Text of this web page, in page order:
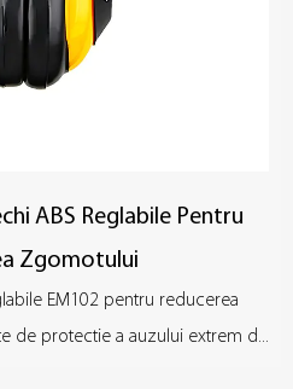
ABS Reglabile Pentru
Zgomotului
EM102 pentru reducerea
de protectie a auzului extrem d...